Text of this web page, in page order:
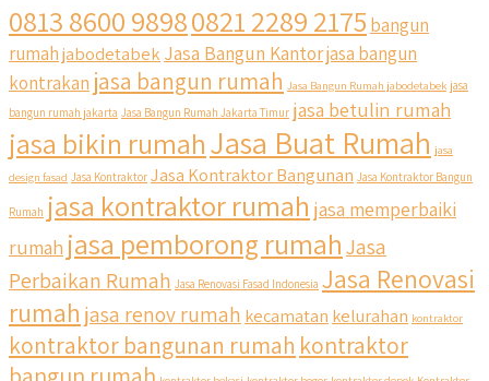
qyusipersada
@qyusipersada 3 years ago
Siapa yang udah masuk List untuk Bangun dan Renovasi
0813 8600 98980821 2289 2175 bangun
rumahjabodetabek Jasa Bangun Kantorjasa bangun
kontrakan jasa bangun rumah Jasa Bangun Rumah jabodetabek jasa
bangun rumah jakarta Jasa Bangun Rumah Jakarta Timur jasa betulin rumah
jasa bikin rumahJasa Buat Rumah jasa
design fasad Jasa Kontraktor Jasa Kontraktor Bangunan Jasa Kontraktor Bangun
Rumah jasa kontraktor rumah jasa memperbaiki
rumah jasa pemborong rumahJasa
Perbaikan Rumah Jasa Renovasi Fasad Indonesia Jasa Renovasi
rumah jasa renov rumah kecamatan kelurahan kontraktor
kontraktor bangunan rumah kontraktor